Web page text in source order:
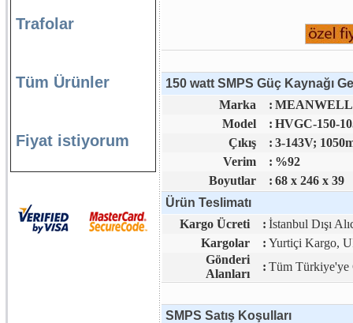
Trafolar
Tüm Ürünler
Fiyat istiyorum
150 watt SMPS Güç Kaynağı
Marka
: MEANWELL
Model
: HVGC-150-
Çıkış
: 3-143V;
Verim
: %92
Boyutlar
: 68 x 246 x 39
Ürün Teslimatı
Kargo Ücreti
: İstanbul Dışı
Kargolar
: Yurtiçi Kargo,
Gönderi
Alanları
: Tüm Türkiye'ye
SMPS Satış Koşulları